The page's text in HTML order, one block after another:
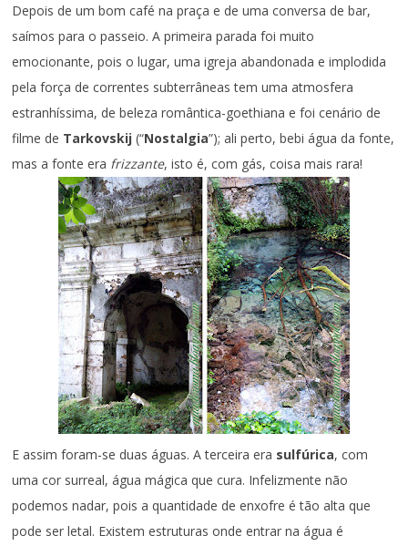
Depois de um bom café na praça e de uma conversa de bar,
saímos para o passeio. A primeira parada foi muito
emocionante, pois o lugar, uma igreja abandonada e implodida
pela força de correntes subterrâneas tem uma atmosfera
estranhíssima, de beleza romântica-goethiana e foi cenário de
filme de Tarkovskij(“Nostalgia”); ali perto, bebi água da fonte,
mas a fonte era frizzante, isto é, com gás, coisa mais rara!
E assim foram-se duas águas. A terceira era sulfúrica, com
uma cor surreal, água mágica que cura. Infelizmente não
podemos nadar, pois a quantidade de enxofre é tão alta que
pode ser letal. Existem estruturas onde entrar na água é